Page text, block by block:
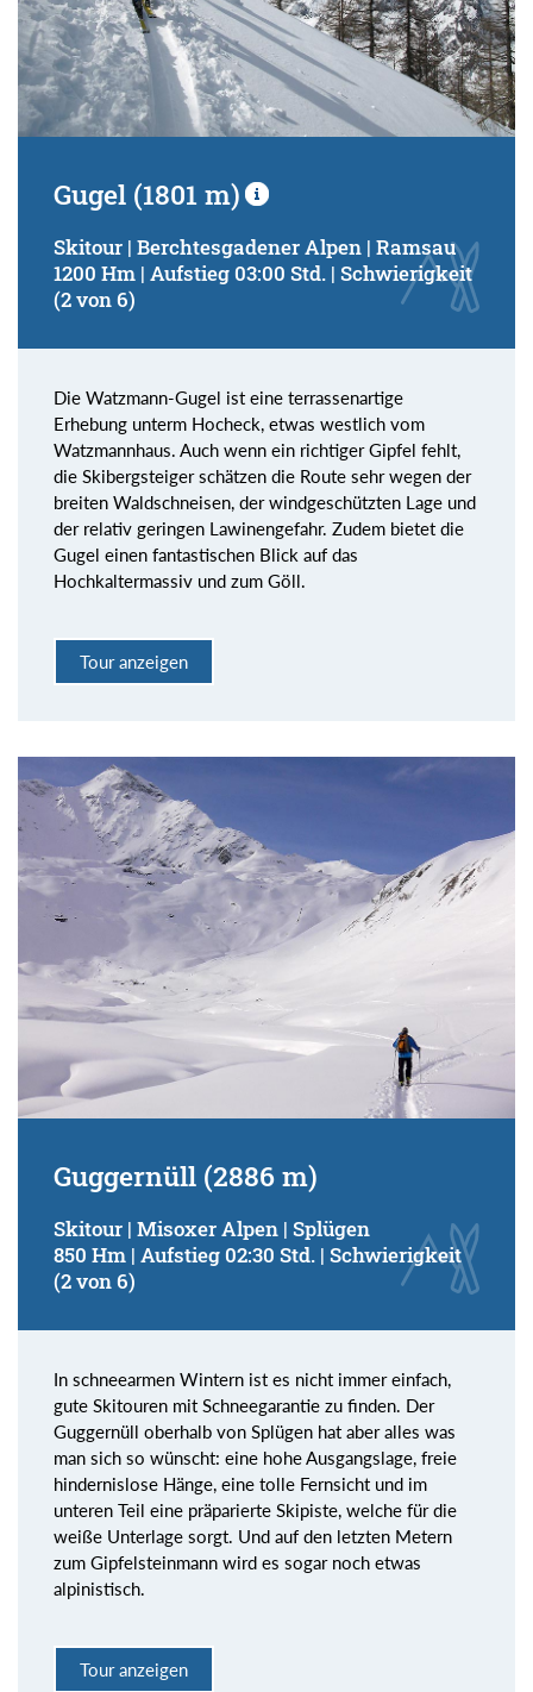
Gugel (1801 m)
Skitour | Berchtesgadener Alpen | Ramsau
1200 Hm | Aufstieg 03:00 Std. | Schwierigkeit
(2 von 6)
Die Watzmann-Gugel ist eine terrassenartige
Erhebung unterm Hocheck, etwas westlich vom
Watzmannhaus. Auch wenn ein richtiger Gipfel fehlt,
die Skibergsteiger schätzen die Route sehr wegen der
breiten Waldschneisen, der windgeschützten Lage und
der relativ geringen Lawinengefahr. Zudem bietet die
Gugel einen fantastischen Blick auf das
Hochkaltermassiv und zum Göll.
Tour anzeigen
Guggernüll (2886 m)
Skitour | Misoxer Alpen | Splügen
850 Hm | Aufstieg 02:30 Std. | Schwierigkeit
(2 von 6)
In schneearmen Wintern ist es nicht immer einfach,
gute Skitouren mit Schneegarantie zu finden. Der
Guggernüll oberhalb von Splügen hat aber alles was
man sich so wünscht: eine hohe Ausgangslage, freie
hindernislose Hänge, eine tolle Fernsicht und im
unteren Teil eine präparierte Skipiste, welche für die
weiße Unterlage sorgt. Und auf den letzten Metern
zum Gipfelsteinmann wird es sogar noch etwas
alpinistisch.
Tour anzeigen